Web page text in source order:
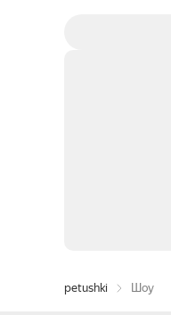
petushki Шоу